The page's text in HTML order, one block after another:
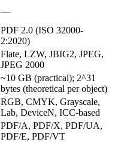
—
PDF 2.0 (ISO 32000-
2:2020)
Flate, LZW, JBIG2, JPEG,
JPEG 2000
~10 GB (practical); 2^31
bytes (theoretical per object)
RGB, CMYK, Grayscale,
Lab, DeviceN, ICC-based
PDF/A, PDF/X, PDF/UA,
PDF/E, PDF/VT